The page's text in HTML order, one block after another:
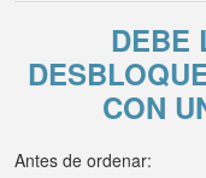
DEBE
CON
Antes de ordenar: